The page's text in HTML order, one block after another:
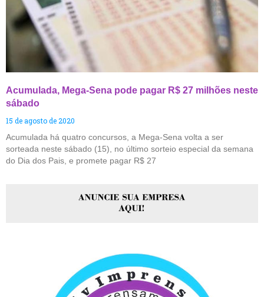
Acumulada, Mega-Sena pode pagar R$ 27 milhões neste
sábado
15 de agosto de 2020
Acumulada há quatro concursos, a Mega-Sena volta a ser
sorteada neste sábado (15), no último sorteio especial da semana
do Dia dos Pais, e promete pagar R$ 27